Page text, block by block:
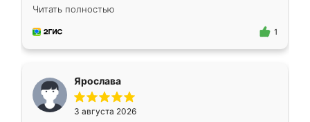
короткие сроки изготовления. Приехавший
для замера сотрудник Владислав
предложил по моему эскизу самый
Читать полностью
1
Ярослава
3 августа 2026